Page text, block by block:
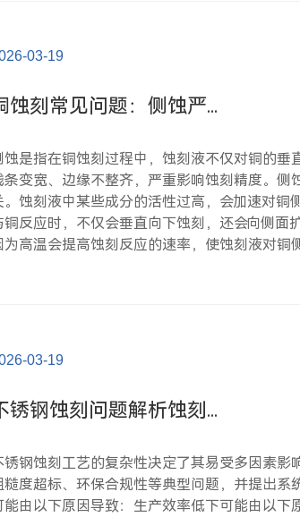
03-19
蚀刻常见问题：侧蚀严...
蚀是指在铜蚀刻过程中，蚀刻液不仅对铜的垂
条变宽、边缘不整齐，严重影响蚀刻精度。
。蚀刻液中某些成分的活性过高，会加速对
铜反应时，不仅会垂直向下蚀刻，还会向侧面
为高温会提高蚀刻反应的速率，使蚀刻液对铜
03-19
锈钢蚀刻问题解析蚀刻...
锈钢蚀刻工艺的复杂性决定了其易受多因素
糙度超标、环保合规性等典型问题，并提出
能由以下原因导致：生产效率低下可能由以